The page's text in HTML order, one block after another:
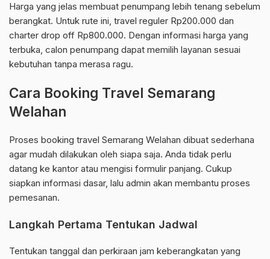
Harga yang jelas membuat penumpang lebih tenang sebelum
berangkat. Untuk rute ini, travel reguler Rp200.000 dan
charter drop off Rp800.000. Dengan informasi harga yang
terbuka, calon penumpang dapat memilih layanan sesuai
kebutuhan tanpa merasa ragu.
Cara Booking Travel Semarang
Welahan
Proses booking travel Semarang Welahan dibuat sederhana
agar mudah dilakukan oleh siapa saja. Anda tidak perlu
datang ke kantor atau mengisi formulir panjang. Cukup
siapkan informasi dasar, lalu admin akan membantu proses
pemesanan.
Langkah Pertama Tentukan Jadwal
Tentukan tanggal dan perkiraan jam keberangkatan yang